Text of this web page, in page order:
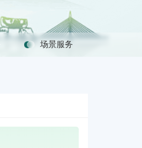
场景服务